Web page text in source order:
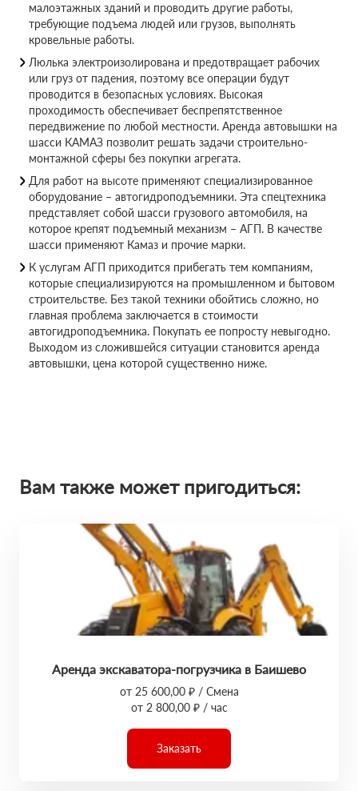
малоэтажных зданий и проводить другие работы,
требующие подъема людей или грузов, выполнять
кровельные работы.
Люлька электроизолирована и предотвращает рабочих
или груз от падения, поэтому все операции будут
проводится в безопасных условиях. Высокая
проходимость обеспечивает беспрепятственное
передвижение по любой местности. Аренда автовышки на
шасси КАМАЗ позволит решать задачи строительно-
монтажной сферы без покупки агрегата.
Для работ на высоте применяют специализированное
оборудование – автогидроподъемники. Эта спецтехника
представляет собой шасси грузового автомобиля, на
которое крепят подъемный механизм – АГП. В качестве
шасси применяют Камаз и прочие марки.
К услугам АГП приходится прибегать тем компаниям,
которые специализируются на промышленном и бытовом
строительстве. Без такой техники обойтись сложно, но
главная проблема заключается в стоимости
автогидроподъемника. Покупать ее попросту невыгодно.
Выходом из сложившейся ситуации становится аренда
автовышки, цена которой существенно ниже.
Вам также может пригодиться:
Аренда экскаватора-погрузчика в Баишево
от 25 600,00 ₽ / Смена
от 2 800,00 ₽ / час
Заказать